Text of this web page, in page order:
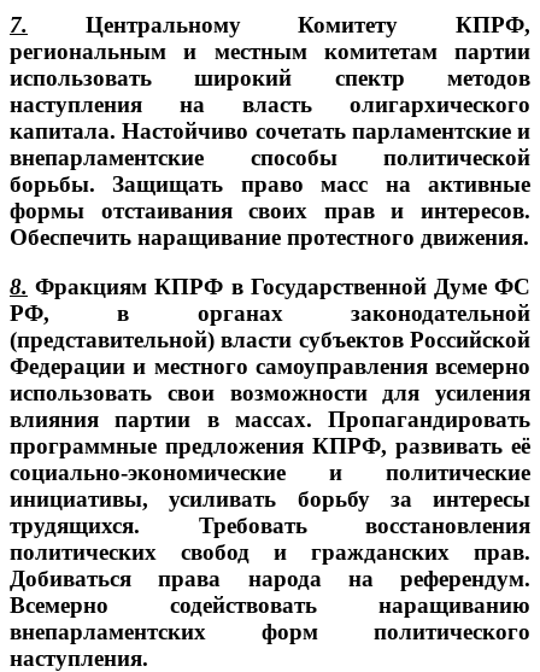
7. Центральному Комитету КПРФ,
региональным и местным комитетам партии
использовать широкий спектр методов
наступления на власть олигархического
капитала. Настойчиво сочетать парламентские и
внепарламентские способы политической
борьбы. Защищать право масс на активные
формы отстаивания своих прав и интересов.
Обеспечить наращивание протестного движения.
8. Фракциям КПРФ в Государственной Думе ФС
РФ, в органах законодательной
(представительной) власти субъектов Российской
Федерации и местного самоуправления всемерно
использовать свои возможности для усиления
влияния партии в массах. Пропагандировать
программные предложения КПРФ, развивать её
социально-экономические и политические
инициативы, усиливать борьбу за интересы
трудящихся. Требовать восстановления
политических свобод и гражданских прав.
Добиваться права народа на референдум.
Всемерно содействовать наращиванию
внепарламентских форм политического
наступления.